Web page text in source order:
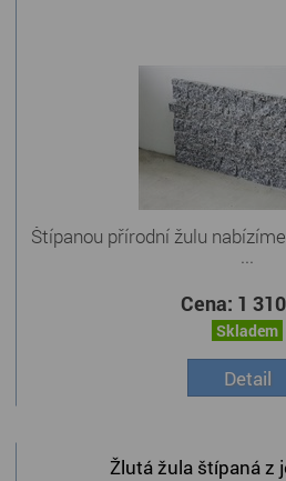
Štípanou přírodní žulu
...
Cena: 1
Skladem
Detail
Žlutá žula štípaná z